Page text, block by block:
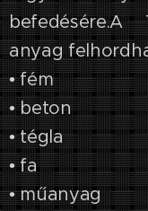
befedésére.A
anyag
• fém
• beton
• tégla
• fa
• műanyag